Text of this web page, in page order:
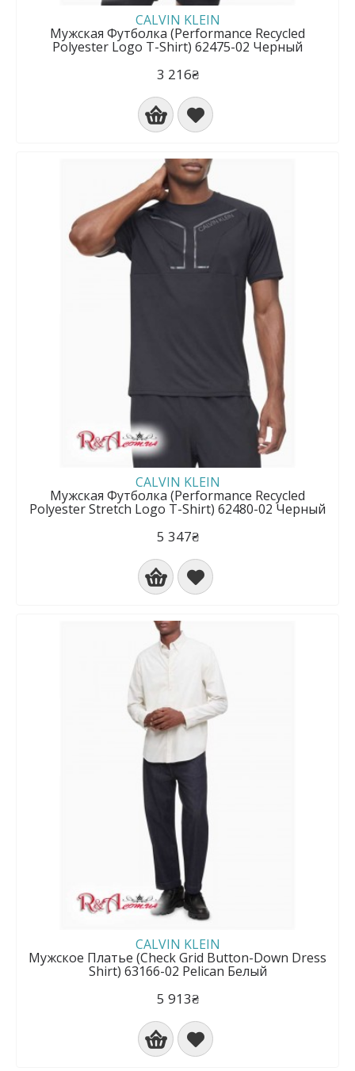
CALVIN KLEIN
Мужская Футболка (Performance Recycled
Polyester Logo T-Shirt) 62475-02 Черный
3 216₴
CALVIN KLEIN
Мужская Футболка (Performance Recycled
Polyester Stretch Logo T-Shirt) 62480-02 Черный
5 347₴
CALVIN KLEIN
Мужское Платье (Check Grid Button-Down Dress
Shirt) 63166-02 Pelican Белый
5 913₴